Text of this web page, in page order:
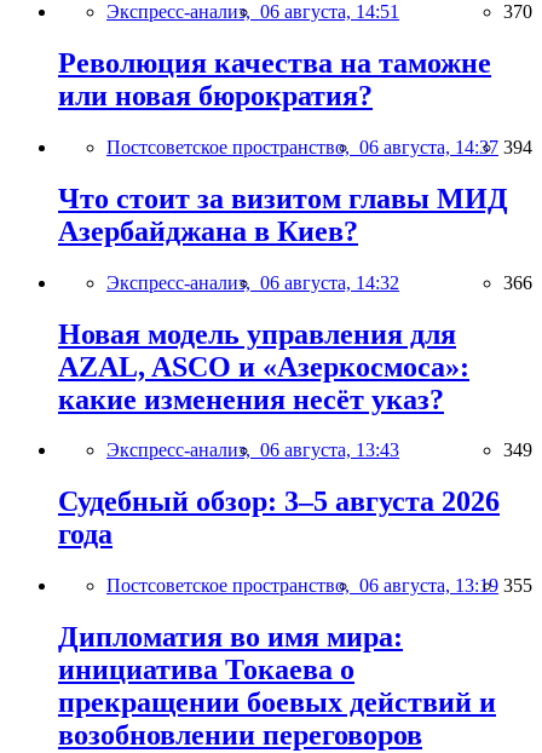
Экспресс-анализ, 06 августа, 14:51 370
Революция качества на таможне
или новая бюрократия?
Постсоветское пространство, 06 августа, 14:37 394
Что стоит за визитом главы МИД
Азербайджана в Киев?
Экспресс-анализ, 06 августа, 14:32 366
Новая модель управления для
AZAL, ASCO и «Азеркосмоса»:
какие изменения несёт указ?
Экспресс-анализ, 06 августа, 13:43 349
Судебный обзор: 3–5 августа 2026
года
Постсоветское пространство, 06 августа, 13:19 355
Дипломатия во имя мира:
инициатива Токаева о
прекращении боевых действий и
возобновлении переговоров